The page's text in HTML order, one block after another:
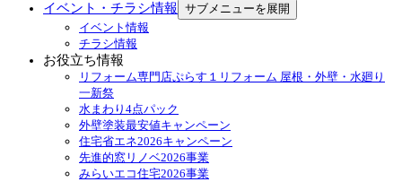
イベント・チラシ情報 サブメニューを展開
イベント情報
チラシ情報
お役立ち情報
リフォーム専門店ぷらす１リフォーム 屋根・外壁・水廻り
一新祭
水まわり4点パック
外壁塗装最安値キャンペーン
住宅省エネ2026キャンペーン
先進的窓リノベ2026事業
みらいエコ住宅2026事業